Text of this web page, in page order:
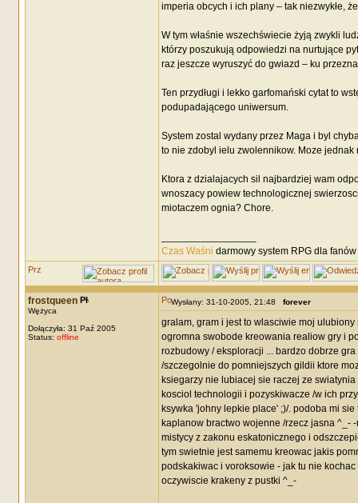
imperia obcych i ich plany – tak niezwykłe,
W tym właśnie wszechświecie żyją zwykli
którzy poszukują odpowiedzi na nurtujące
raz jeszcze wyruszyć do gwiazd – ku
Ten przydługi i lekko garfomański cytat to
podupadającego uniwersum.
System zostal wydany przez Maga i byl
to nie zdobyl ielu zwolennikow. Moze
Ktora z dzialajacych sil najbardziej wam
wnoszacy powiew technologicznej
miotaczem ognia? Chore.
Czas Waśni darmowy system RPG dla
frostqueen
Wężyca
Dołączyła: 31 Paź 2005
Status: offline
Wysłany: 31-10-2005, 21:48 forever
gralam, gram i jest to wlasciwie moj
ogromna swobode kreowania realiow gry i
rozbudowy / eksploracji ... bardzo dobrze
/szczegolnie do pomniejszych gildii ktore
ksiegarzy nie lubiacej sie raczej ze
kosciol technologii i pozyskiwacze /w ich
ksywka 'johny lepkie place' ;)/. podoba mi
kaplanow bractwo wojenne /rzecz jasna ^_-
mistycy z zakonu eskatonicznego i
tym swietnie jest samemu kreowac jakis
podskakiwac i voroksowie - jak tu nie
oczywiscie krakeny z pustki ^_-